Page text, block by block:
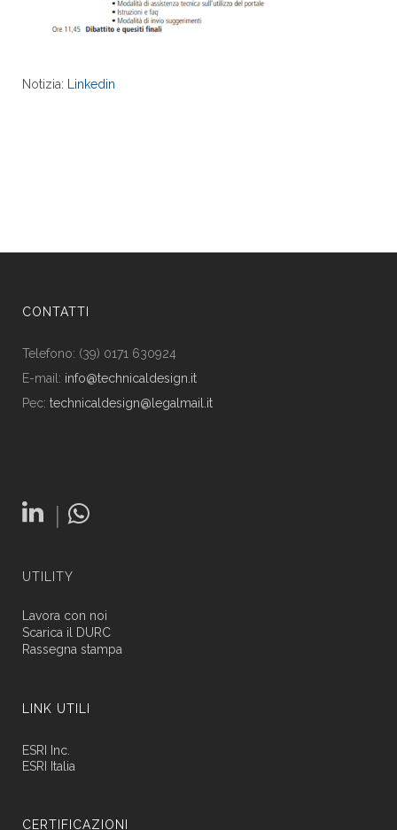
Notizia: Linkedin
CONTATTI
Telefono: (39) 0171 630924
E-mail: info@technicaldesign.it
Pec: technicaldesign@legalmail.it
|
UTILITY
Lavora con noi
Scarica il DURC
Rassegna stampa
LINK UTILI
ESRI Inc.
ESRI Italia
CERTIFICAZIONI